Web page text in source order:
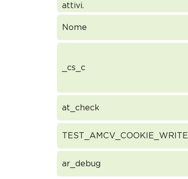
attivi.
Nome
_cs_c
at_check
TEST_AMCV_COOKIE_WRITE
ar_debug